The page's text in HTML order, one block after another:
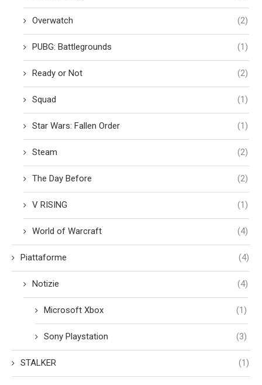
Overwatch (2)
PUBG: Battlegrounds (1)
Ready or Not (2)
Squad (1)
Star Wars: Fallen Order (1)
Steam (2)
The Day Before (2)
V RISING (1)
World of Warcraft (4)
Piattaforme (4)
Notizie (4)
Microsoft Xbox (1)
Sony Playstation (3)
STALKER (1)